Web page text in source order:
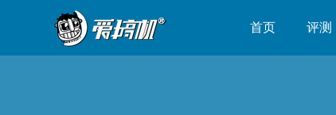
首页 评测